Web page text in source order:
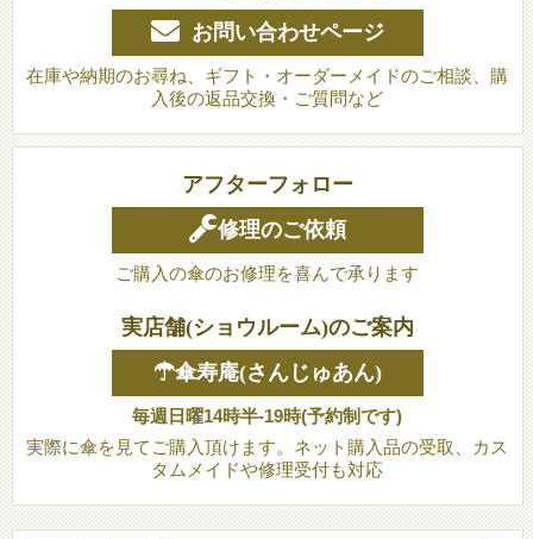
お問い合わせページ
在庫や納期のお尋ね、ギフト・オーダーメイドのご相談、購
入後の返品交換・ご質問など
アフターフォロー
修理のご依頼
ご購入の傘のお修理を喜んで承ります
実店舗(ショウルーム)のご案内
☂傘寿庵(さんじゅあん)
毎週日曜14時半-19時(予約制です)
実際に傘を見てご購入頂けます。ネット購入品の受取、カス
タムメイドや修理受付も対応